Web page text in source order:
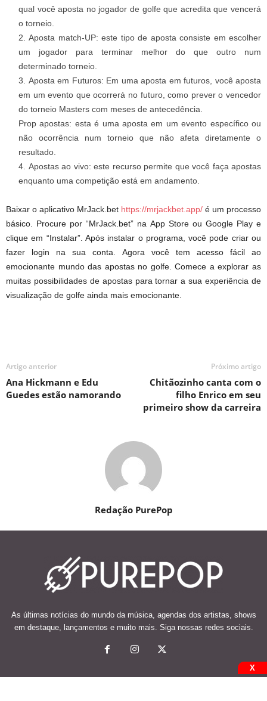
qual você aposta no jogador de golfe que acredita que vencerá
o torneio.
Aposta match-UP: este tipo de aposta consiste em escolher
um jogador para terminar melhor do que outro num
determinado torneio.
Aposta em Futuros: Em uma aposta em futuros, você aposta
em um evento que ocorrerá no futuro, como prever o vencedor
do torneio Masters com meses de antecedência.
Prop apostas: esta é uma aposta em um evento específico ou
não ocorrência num torneio que não afeta diretamente o
resultado.
Apostas ao vivo: este recurso permite que você faça apostas
enquanto uma competição está em andamento.
Baixar o aplicativo MrJack.bet https://mrjackbet.app/ é um processo
básico. Procure por “MrJack.bet” na App Store ou Google Play e
clique em “Instalar”. Após instalar o programa, você pode criar ou
fazer login na sua conta. Agora você tem acesso fácil ao
emocionante mundo das apostas no golfe. Comece a explorar as
muitas possibilidades de apostas para tornar a sua experiência de
visualização de golfe ainda mais emocionante.
Artigo anterior
Ana Hickmann e Edu
Guedes estão namorando
Próximo artigo
Chitãozinho canta com o
filho Enrico em seu
primeiro show da carreira
Redação PurePop
As últimas notícias do mundo da música, agendas dos artistas, shows
em destaque, lançamentos e muito mais. Siga nossas redes sociais.
X